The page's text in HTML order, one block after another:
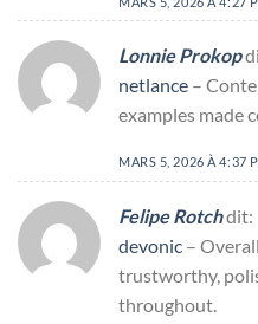
Lonnie Prokop
netlance –
examples made
MARS 5, 2026 À 4:37
Felipe Rotchdit:
devonic –
trustworthy,
throughout.